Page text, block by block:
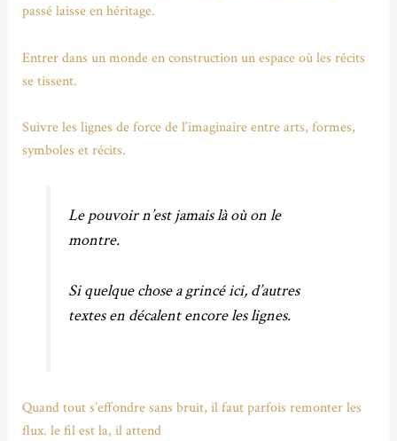
passé laisse en héritage.
Entrer dans un monde en construction un espace où les récits
se tissent.
Suivre les lignes de force de l’imaginaire entre arts, formes,
symboles et récits.
Le pouvoir n’est jamais là où on le
montre.
Si quelque chose a grincé ici, d’autres
textes en décalent encore les lignes.
Quand tout s’effondre sans bruit, il faut parfois remonter les
flux. le fil est la, il attend